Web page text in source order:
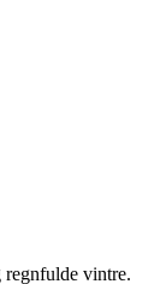
regnfulde vintre.